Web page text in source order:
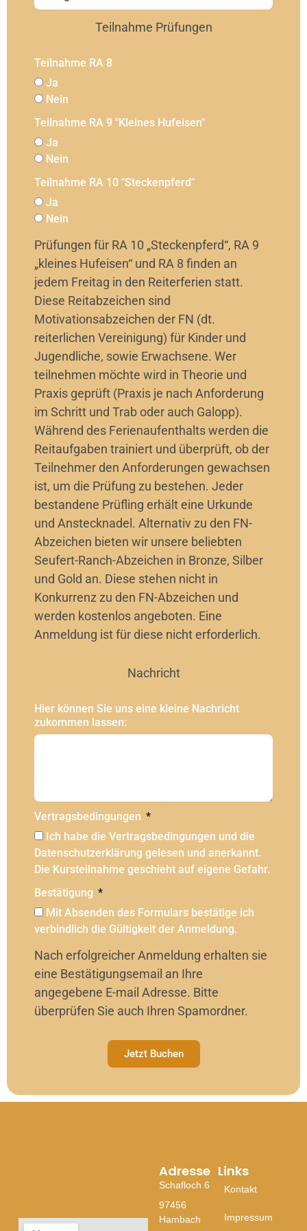
Teilnahme Prüfungen
Teilnahme RA 8
Ja
Nein
Teilnahme RA 9 "Kleines Hufeisen"
Ja
Nein
Teilnahme RA 10 "Steckenpferd"
Ja
Nein
Prüfungen für RA 10 „Steckenpferd“, RA 9
„kleines Hufeisen“ und RA 8 finden an
jedem Freitag in den Reiterferien statt.
Diese Reitabzeichen sind
Motivationsabzeichen der FN (dt.
reiterlichen Vereinigung) für Kinder und
Jugendliche, sowie Erwachsene. Wer
teilnehmen möchte wird in Theorie und
Praxis geprüft (Praxis je nach Anforderung
im Schritt und Trab oder auch Galopp).
Während des Ferienaufenthalts werden die
Reitaufgaben trainiert und überprüft, ob der
Teilnehmer den Anforderungen gewachsen
ist, um die Prüfung zu bestehen. Jeder
bestandene Prüfling erhält eine Urkunde
und Anstecknadel. Alternativ zu den FN-
Abzeichen bieten wir unsere beliebten
Seufert-Ranch-Abzeichen in Bronze, Silber
und Gold an. Diese stehen nicht in
Konkurrenz zu den FN-Abzeichen und
werden kostenlos angeboten. Eine
Anmeldung ist für diese nicht erforderlich.
Nachricht
Hier können Sie uns eine kleine Nachricht
zukommen lassen:
Vertragsbedingungen
Ich habe die Vertragsbedingungen und die
Datenschutzerklärung gelesen und anerkannt.
Die Kursteilnahme geschieht auf eigene Gefahr.
Bestätigung
Mit Absenden des Formulars bestätige ich
verbindlich die Gültigkeit der Anmeldung.
Nach erfolgreicher Anmeldung erhalten sie
eine Bestätigungsemail an Ihre
angegebene E-mail Adresse. Bitte
überprüfen Sie auch Ihren Spamordner.
Jetzt Buchen
Links
Kontakt
Impressum
Adresse
Schafloch 6
97456
Hambach